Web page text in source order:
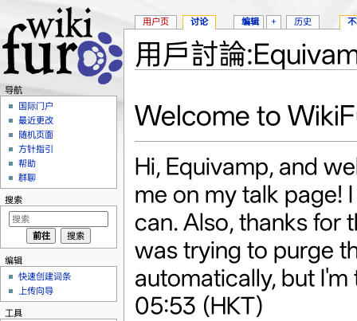
用戶討論
Welcome to
Hi, Equivamp, and
me on my talk page!
can. Also, thanks for
was trying to purge
automatically, but
05:53 (HKT)
用户页 讨论 编辑 + 历史
导航
国际门户
最近更改
随机页面
方针指引
帮助
群聊
搜索
编辑
快速创建词条
上传向导
工具